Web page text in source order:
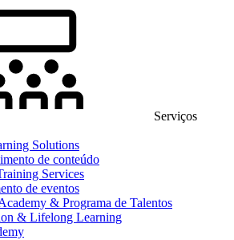
Serviços
Solutions
de conteúdo
Services
de eventos
& Programa de Talentos
& Lifelong Learning